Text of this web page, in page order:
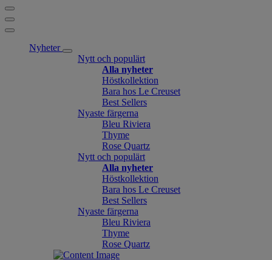
Nyheter
Nytt och populärt
Alla nyheter
Höstkollektion
Bara hos Le Creuset
Best Sellers
Nyaste färgerna
Bleu Riviera
Thyme
Rose Quartz
Nytt och populärt
Alla nyheter
Höstkollektion
Bara hos Le Creuset
Best Sellers
Nyaste färgerna
Bleu Riviera
Thyme
Rose Quartz